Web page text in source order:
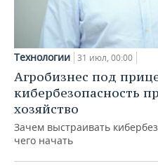
Технологии 31 июл, 00:00
Агробизнес под
кибербезопасность
хозяйство
Зачем выстраивать
чего начать